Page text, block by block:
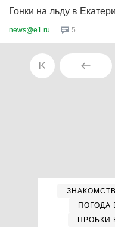
Гонки на льду в
news@e1.ru 5
ПОГОДА
ПРОБКИ